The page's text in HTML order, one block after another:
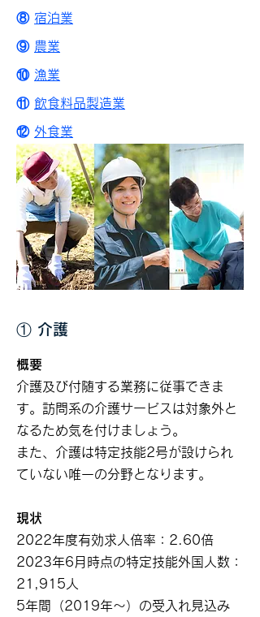
⑧ 宿泊業
⑨ 農業
⑩ 漁業
⑪ 飲食料品製造業
⑫ 外食業
① 介護
概要
介護及び付随する業務に従事できま
す。訪問系の介護サービスは対象外と
なるため気を付けましょう。
また、介護は特定技能2号が設けられ
ていない唯一の分野となります。
現状
2022年度有効求人倍率：2.60倍
2023年6月時点の特定技能外国人数：
21,915人
5年間（2019年～）の受入れ見込み